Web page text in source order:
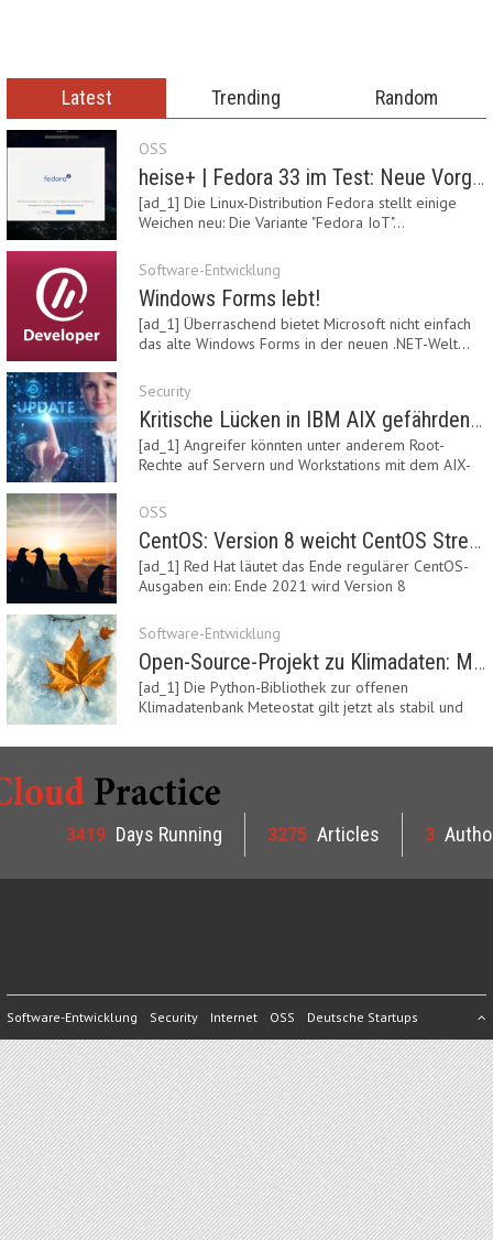
Latest Trending Random
OSS
heise+ | Fedora 33 im Test: Neue Vorgaben mit Btrfs, Systemd-Resolved und zRAM
[ad_1] Die Linux-Distribution Fedora stellt einige
Weichen neu: Die Variante "Fedora IoT"…
Software-Entwicklung
Windows Forms lebt!
[ad_1] Überraschend bietet Microsoft nicht einfach
das alte Windows Forms in der neuen .NET-Welt…
Security
Kritische Lücken in IBM AIX gefährden Server
[ad_1] Angreifer könnten unter anderem Root-
Rechte auf Servern und Workstations mit dem AIX-
OSS
CentOS: Version 8 weicht CentOS Stream
[ad_1] Red Hat läutet das Ende regulärer CentOS-
Ausgaben ein: Ende 2021 wird Version 8
Software-Entwicklung
Open-Source-Projekt zu Klimadaten: Meteostat Python Library 1.0 erschienen
[ad_1] Die Python-Bibliothek zur offenen
Klimadatenbank Meteostat gilt jetzt als stabil und
3419 Days Running 3275 Articles 3
Software-Entwicklung Security Internet OSS Deutsche Startups